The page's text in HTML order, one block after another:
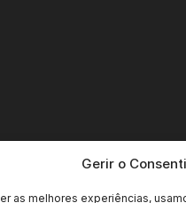
Gerir o
as melhores experiências,